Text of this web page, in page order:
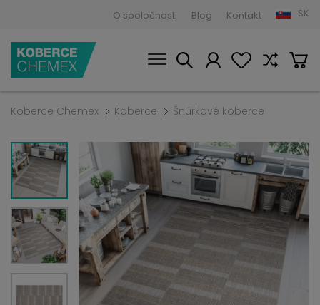
O spoločnosti Blog Kontakt SK
Koberce Chemex Koberce Šnúrkové koberce